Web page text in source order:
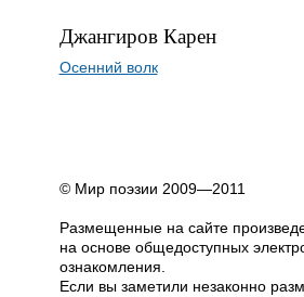
Джангиров Карен
Осенний волк
© Мир поэзии 2009—2011
Размещенные на сайте
на основе общедоступных
ознакомления.
Если вы заметили незаконно